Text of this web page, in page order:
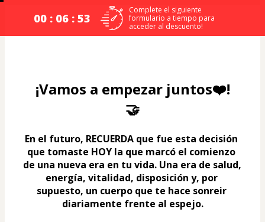
00 : 06 : 53
Complete el siguiente
formulario a tiempo para
acceder al descuento!
¡Vamos a empezar juntos❤️!
🤝
En el futuro, RECUERDA que fue esta decisión
que tomaste HOY la que marcó el comienzo
de una nueva era en tu vida. Una era de salud,
energía, vitalidad, disposición y, por
supuesto, un cuerpo que te hace sonreir
diariamente frente al espejo.